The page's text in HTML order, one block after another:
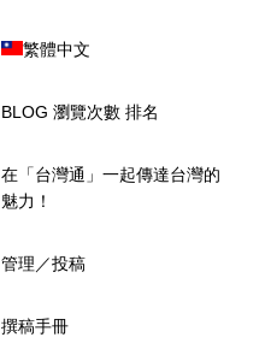
繁體中文
BLOG 瀏覽次數 排名
在「台灣通」一起傳達台灣的
魅力！
管理／投稿
撰稿手冊